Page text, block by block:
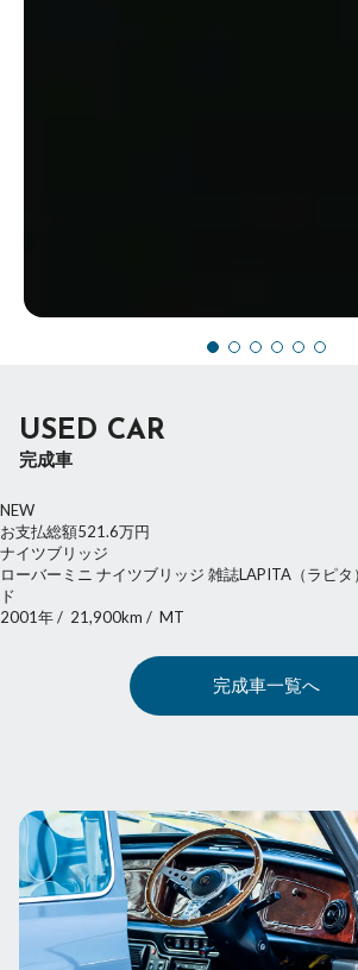
USED CAR
完成車
NEW
お支払総額521.6万円
ナイツブリッジ
ローバーミニ ナイツブリッジ 雑誌LAPITA（ラピタ
ド
2001年/ 21,900km / MT
完成車一覧へ